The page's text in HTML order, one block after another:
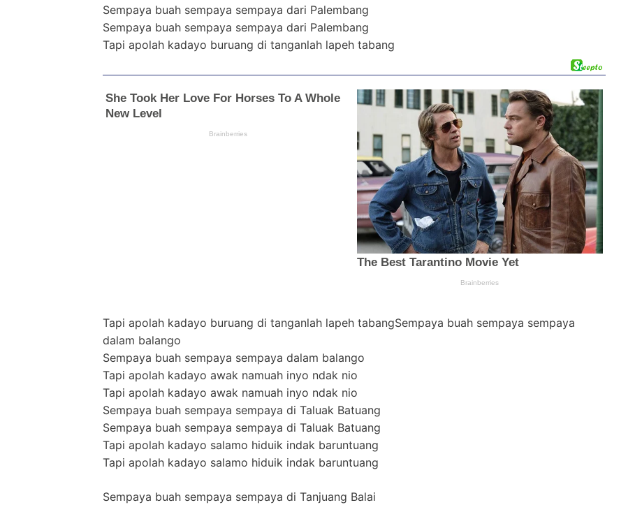
Sempaya buah sempaya sempaya dari Palembang
Sempaya buah sempaya sempaya dari Palembang
Tapi apolah kadayo buruang di tanganlah lapeh tabang
Tapi apolah kadayo buruang di tanganlah lapeh tabangSempaya buah sempaya sempaya
dalam balango
Sempaya buah sempaya sempaya dalam balango
Tapi apolah kadayo awak namuah inyo ndak nio
Tapi apolah kadayo awak namuah inyo ndak nio
Sempaya buah sempaya sempaya di Taluak Batuang
Sempaya buah sempaya sempaya di Taluak Batuang
Tapi apolah kadayo salamo hiduik indak baruntuang
Tapi apolah kadayo salamo hiduik indak baruntuang
Sempaya buah sempaya sempaya di Tanjuang Balai